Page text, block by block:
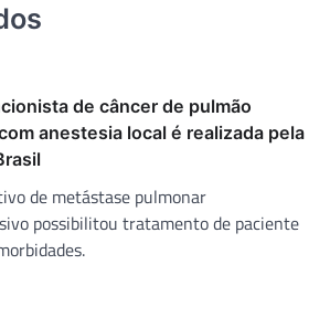
de câncer de pulmão
anestesia local é realizada pela
de metástase pulmonar
possibilitou tratamento de paciente